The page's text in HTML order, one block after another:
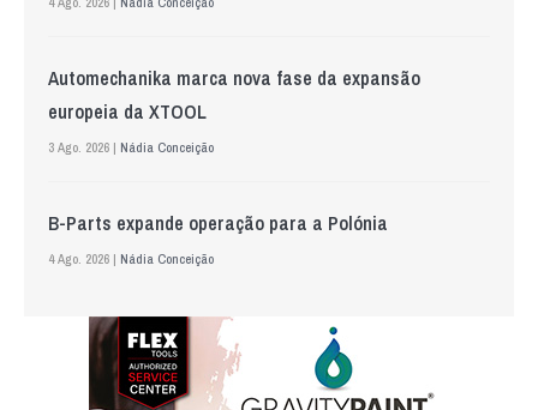
Automechanika marca nova fase da expansão
europeia da XTOOL
3 Ago. 2026 | Nádia Conceição
B-Parts expande operação para a Polónia
4 Ago. 2026 | Nádia Conceição